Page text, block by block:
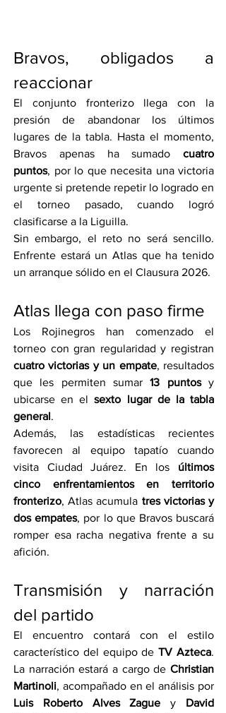
Bravos, obligados a
reaccionar
El conjunto fronterizo llega con la
presión de abandonar los últimos
lugares de la tabla. Hasta el momento,
Bravos apenas ha sumado cuatro
puntos, por lo que necesita una victoria
urgente si pretende repetir lo logrado en
el torneo pasado, cuando logró
clasificarse a la Liguilla.
Sin embargo, el reto no será sencillo.
Enfrente estará un Atlas que ha tenido
un arranque sólido en el Clausura 2026.
Atlas llega con paso firme
Los Rojinegros han comenzado el
cuatro victorias y un empate, resultados
que les permiten sumar 13 puntos y
ubicarse en el sexto lugar de la tabla
general.
Además, las estadísticas recientes
favorecen al equipo tapatío cuando
visita Ciudad Juárez. En los últimos
cinco enfrentamientos en territorio
fronterizo, Atlas acumula tres victorias y
dos empates, por lo que Bravos buscará
romper esa racha negativa frente a su
afición.
Transmisión y narración
del partido
El encuentro contará con el estilo
característico del equipo de TV Azteca.
La narración estará a cargo de Christian
Martinoli
Luis Roberto Alves Zague y David